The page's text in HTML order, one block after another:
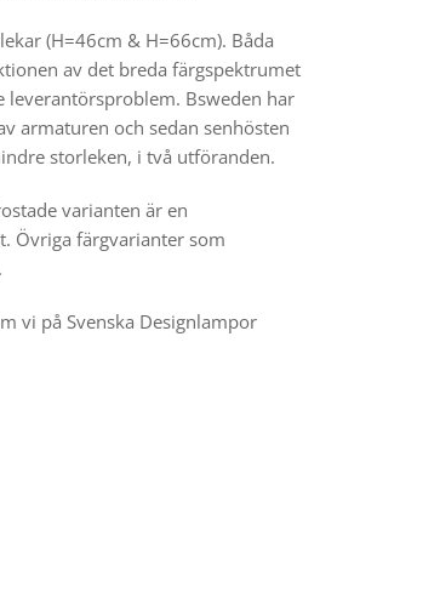
(H=46cm & H=66cm). Båda
av det breda färgspektrumet
leverantörsproblem. Bsweden har
armaturen och sedan senhösten
storleken, i två utföranden.
varianten är en
Övriga färgvarianter som
vi på Svenska Designlampor